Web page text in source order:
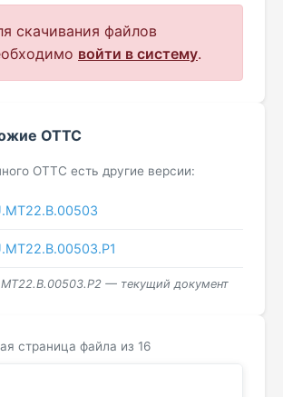
скачивания файлов
войти в систему.
ОТТС
ОТТС есть другие версии:
— текущий документ
страница файла из 16